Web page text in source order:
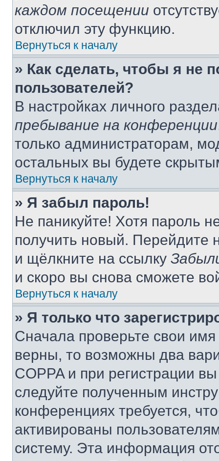
каждом посещении
отключил эту функцию.
Вернуться к началу
» Как сделать, чтобы я не
пользователей?
В настройках личного
пребывание на конференции
только администраторам,
остальных вы будете
Вернуться к началу
» Я забыл пароль!
Не паникуйте! Хотя пароль
получить новый. Перейдите
и щёлкните на ссылку
и скоро вы снова сможете
Вернуться к началу
» Я только что
Сначала проверьте свои
верны, то возможны два
COPPA и при регистрации
следуйте полученным
конференциях требуется,
активированы
систему. Эта информация